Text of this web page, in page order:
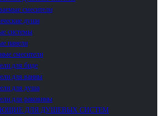
смесители
души
системы
панели
смесители
для биде
для ванны
для душа
для раковины
ДЛЯ ДУШЕВЫХ СИСТЕМ